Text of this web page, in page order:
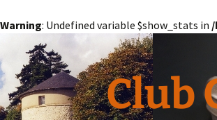
Warning: Undefined variable $show_stats in
au
contenu
Club